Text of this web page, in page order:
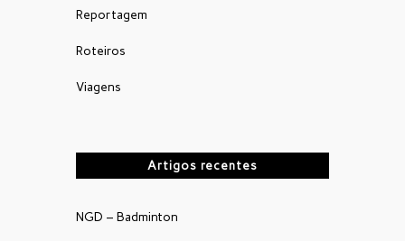
Reportagem
Roteiros
Viagens
Artigos recentes
NGD – Badminton